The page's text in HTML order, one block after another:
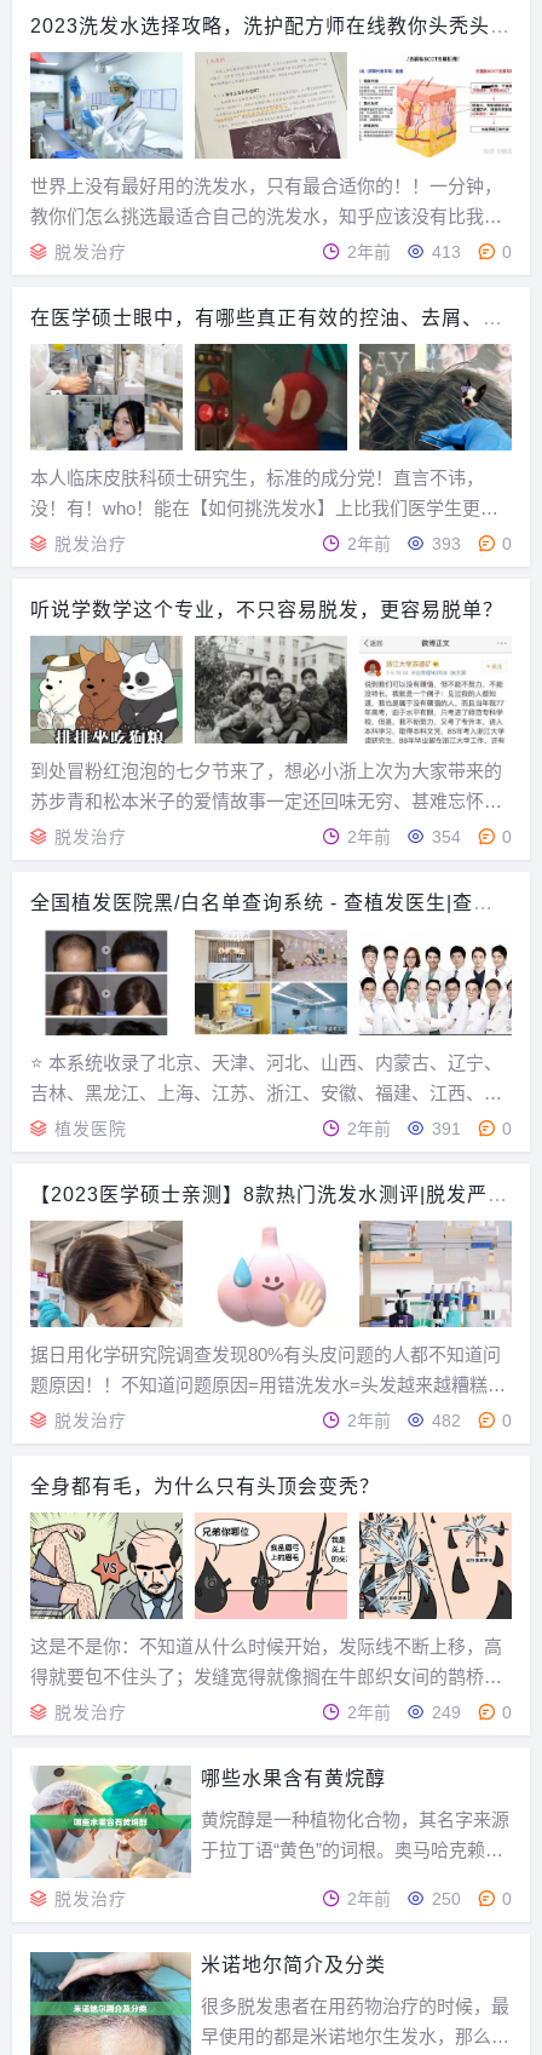
同启动。据介绍，该项技术提升了手术
效率，降低毛囊横断率，让植发效果更
加自然美观。近日，湾区...
2023洗发水选择攻略，洗护配方师在线教你头秃头油
头屑该怎么选择洗发水！
世界上没有最好用的洗发水，只有最合适你的！！一分钟，
教你们怎么挑选最适合自己的洗发水，知乎应该没有比我讲
的更通俗易懂的了~毕竟在研发岗干了5年，我可太知道洗发
水的那些弯弯绕绕了~好了，话不多说咱直接进入正题：
一：头屑多，头发油，脱发到底该怎么选洗发水？减少...
脱发治疗 2年前 413 0
在医学硕士眼中，有哪些真正有效的控油、去屑、防
脱洗发水！
本人临床皮肤科硕士研究生，标准的成分党！直言不讳，
没！有！who！能在【如何挑洗发水】上比我们医学生更加
靠谱，有话讲！！！我上学期的期末考核课题就是从针对性
头皮养护入手市面上包含各种功效的洗发水，同种功效下又
衍生出几十到上百不等的产品看牌子、看代言、比价格...
脱发治疗 2年前 393 0
听说学数学这个专业，不只容易脱发，更容易脱单？
到处冒粉红泡泡的七夕节来了，想必小浙上次为大家带来的
苏步青和松本米子的爱情故事一定还回味无穷、甚难忘怀。
（传送门：浙大最美爱情、跨越中日的结合： “你热爱中
国，我便也热爱中国！”）都说数学家身上总带着一种特有的
浪漫，“数学”牌狗粮，浙大还真有不少呢！这次就...
脱发治疗 2年前 354 0
全国植发医院黑/白名单查询系统 - 查植发医生|查植
发价格|查植发案例（实时更新）
⭐ 本系统收录了北京、天津、河北、山西、内蒙古、辽宁、
吉林、黑龙江、上海、江苏、浙江、安徽、福建、江西、山
东、河南、湖北、湖南、广东、广西、海南、重庆、四川、
贵州、云南、西藏、陕西、甘肃、青海、宁夏、新疆等全国
一二三四线城市正规植发机构和医生信息 。 ↓↓...
植发医院 2年前 391 0
【2023医学硕士亲测】8款热门洗发水测评|脱发严
重、头皮屑多、容易出油的看过来，看完这篇解救你
的头皮问题且不反复！！
据日用化学研究院调查发现80%有头皮问题的人都不知道问
题原因！！不知道问题原因=用错洗发水=头发越来越糟糕作
为未来皮肤科一员大将的医学生，测试过100 款洗发水！我
太知道哪些功效成分靠谱，哪些不靠谱了！我可以很肯定地
告诉大家，各种头皮问题可以归结为脱发掉发...
脱发治疗 2年前 482 0
全身都有毛，为什么只有头顶会变秃？
这是不是你：不知道从什么时候开始，发际线不断上移，高
得就要包不住头了；发缝宽得就像搁在牛郎织女间的鹊桥，
贼显眼。头顶的头发也是日渐稀少，稀疏得就快盖不住头皮
了。...
脱发治疗 2年前 249 0
哪些水果含有黄烷醇
黄烷醇是一种植物化合物，其名字来源
于拉丁语“黄色”的词根。奥马哈克赖顿
活性比维生素C和维生素E更强。食物
黄烷醇的毫克，液体食物中每100升黄
烷醇的毫升。绿茶是黄烷醇的丰富来
源，每100克...
脱发治疗 2年前 250 0
米诺地尔简介及分类
很多脱发患者在用药物治疗的时候，最
早使用的都是米诺地尔生发水，那么米